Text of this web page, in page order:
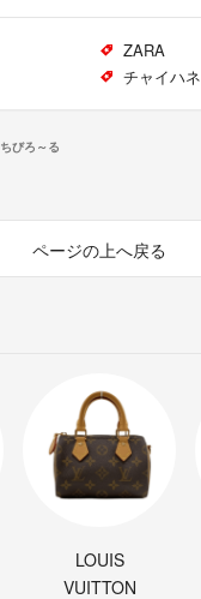
ZARA
チャイハネ
ちびろ～る
ページの上へ戻る
LOUIS
VUITTON